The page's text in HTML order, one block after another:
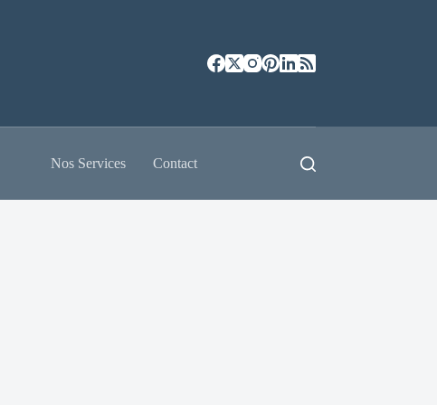
Nos Services Contact